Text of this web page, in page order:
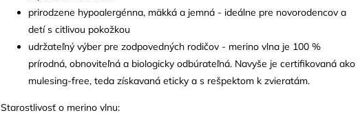
prirodzene hypoalergénna, mäkká a jemná - ideálne pre novorodencov a
detí s citlivou pokožkou
udržateľný výber pre zodpovedných rodičov - merino vlna je 100 %
prírodná, obnoviteľná a biologicky odbúrateľná. Navyše je certifikovaná ako
mulesing-free, teda získavaná eticky a s rešpektom k zvieratám.
Starostlivosť o merino vlnu: